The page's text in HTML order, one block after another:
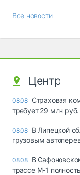
Все новости
Центр
08.08 Страховая
требует 29 млн
08.08 В Липецкой
грузовым
08.08 В
трассе М-1